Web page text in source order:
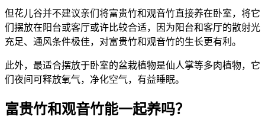
但花儿谷并不建议亲们将富贵竹和观音竹直接养在卧室，将它
们摆放在阳台或客厅或许比较合适，因为阳台和客厅的散射光
充足、通风条件极佳，对富贵竹和观音竹的生长更有利。
此外，最适合摆放于卧室的盆栽植物是仙人掌等多肉植物，它
们夜间可释放氧气，净化空气，有益睡眠。
富贵竹和观音竹能一起养吗？